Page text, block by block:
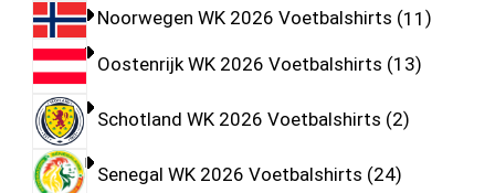
Noorwegen WK 2026 Voetbalshirts 11
Oostenrijk WK 2026 Voetbalshirts 13
Schotland WK 2026 Voetbalshirts 2
Senegal WK 2026 Voetbalshirts 24